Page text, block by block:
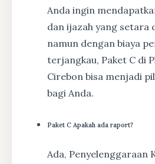
Anda ingin
dan ijazah yang setara
namun dengan biaya
terjangkau, Paket C di
Cirebon bisa menjadi
bagi Anda.
Paket C Apakah ada raport?
Ada, Penyelenggaraan